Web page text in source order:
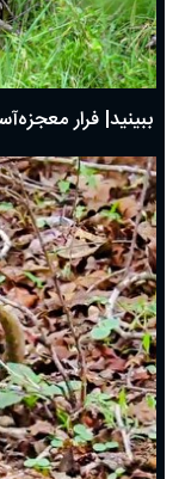
ببینید| فرار